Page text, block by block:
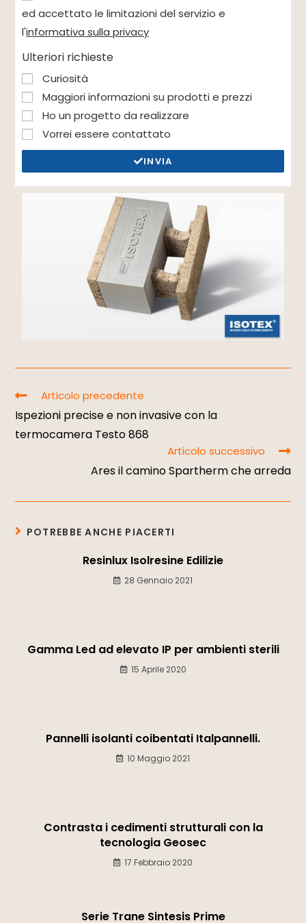
ed accettato le limitazioni del servizio e
l'informativa sulla privacy
Ulteriori richieste
Curiosità
Maggiori informazioni su prodotti e prezzi
Ho un progetto da realizzare
Vorrei essere contattato
INVIA
Articolo precedente
Ispezioni precise e non invasive con la
termocamera Testo 868
Articolo successivo
Ares il camino Spartherm che arreda
POTREBBE ANCHE PIACERTI
Resinlux Isolresine Edilizie
28 Gennaio 2021
Gamma Led ad elevato IP per ambienti sterili
15 Aprile 2020
Pannelli isolanti coibentati Italpannelli.
10 Maggio 2021
Contrasta i cedimenti strutturali con la
tecnologia Geosec
17 Febbraio 2020
Serie Trane Sintesis Prime